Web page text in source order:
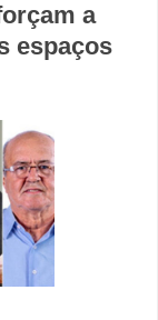
a
espaços